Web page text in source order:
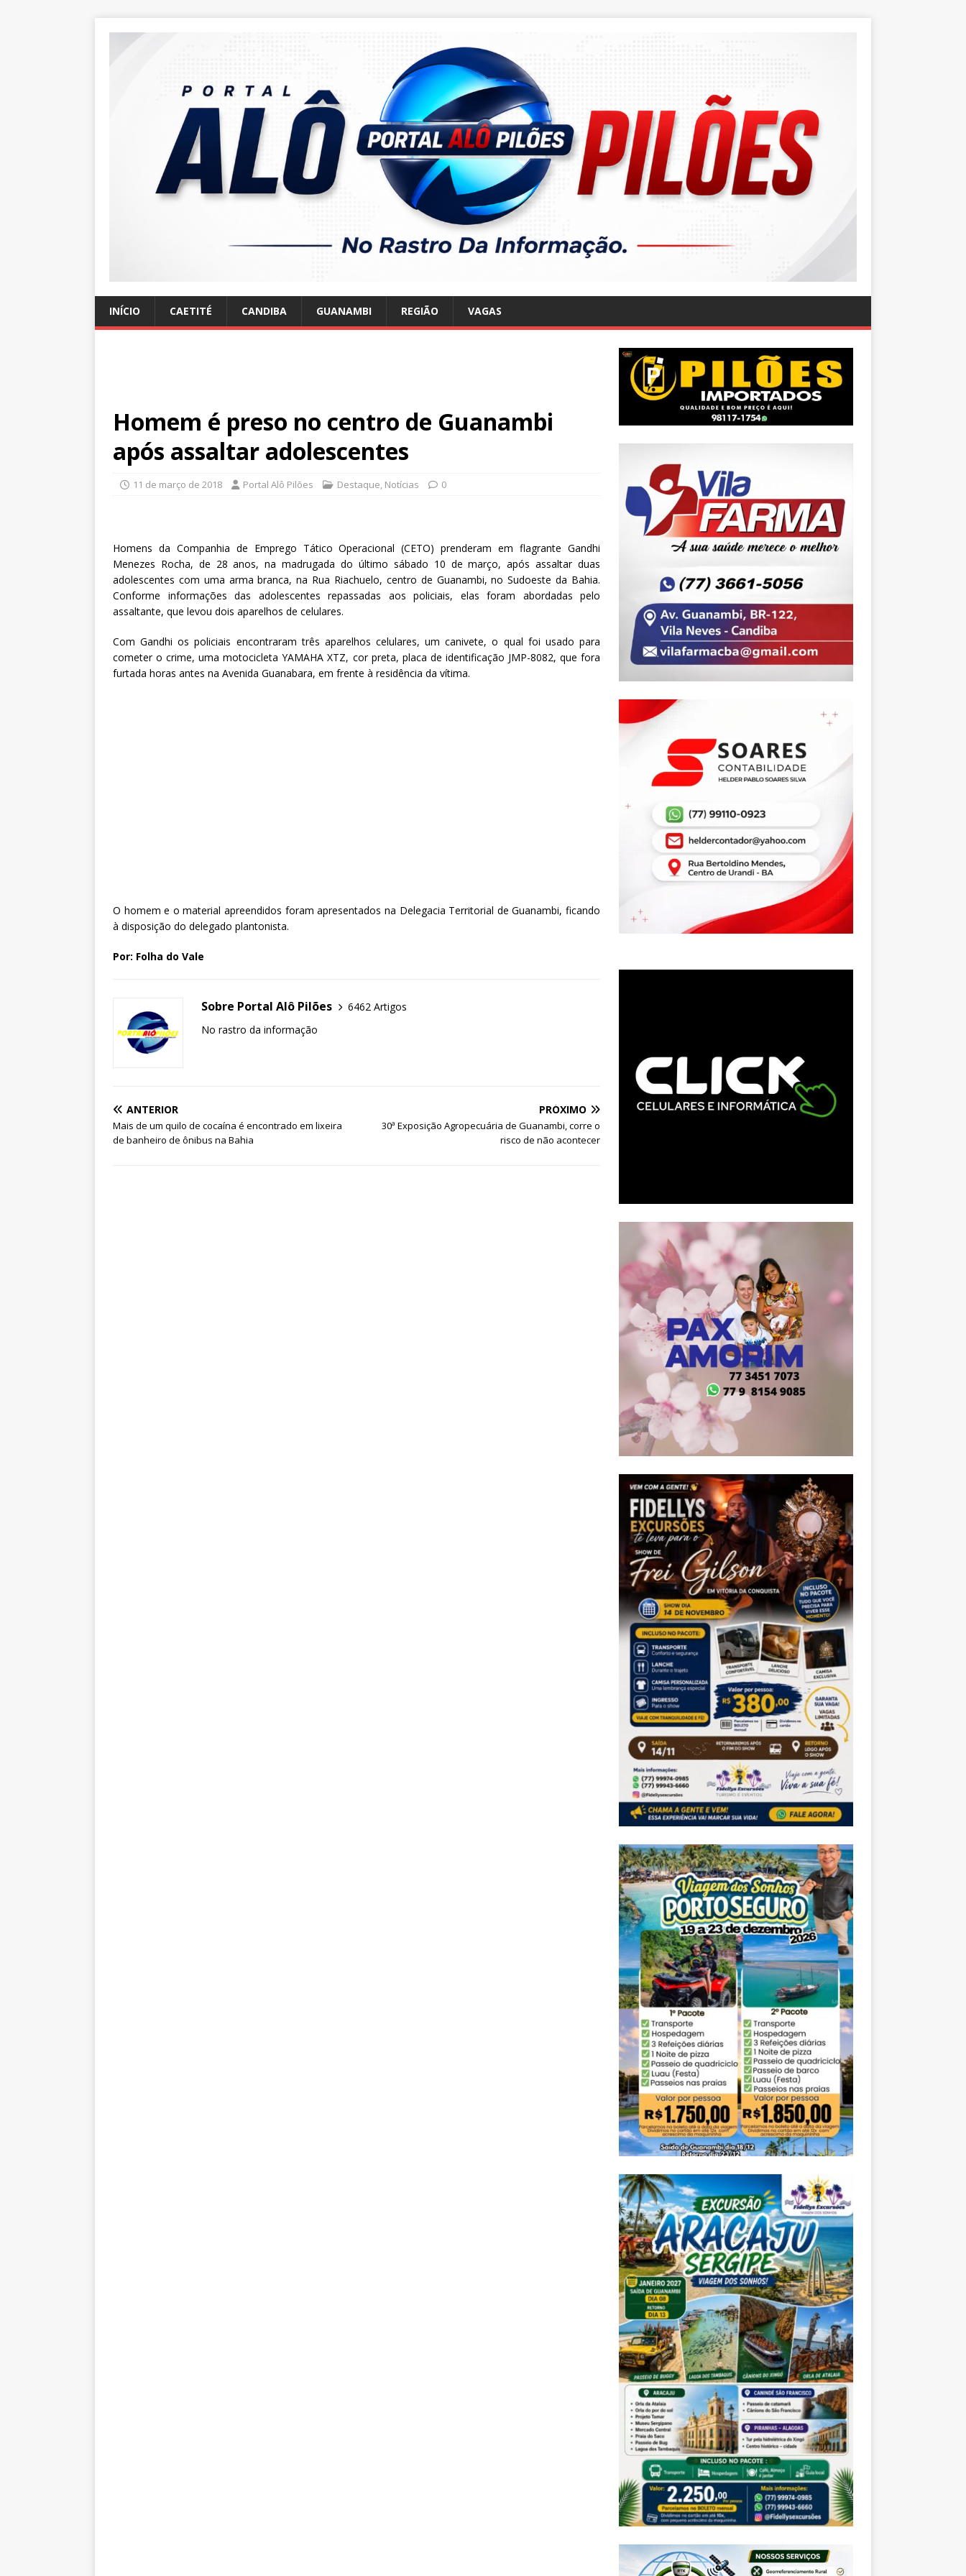
INÍCIO CAETITÉ CANDIBA GUANAMBI REGIÃO VAGAS
Homem é preso no centro de Guanambi
após assaltar adolescentes
11 de março de 2018 Portal Alô Pilões Destaque, Notícias 0
Homens da Companhia de Emprego Tático Operacional (CETO) prenderam em flagrante Gandhi
Menezes Rocha, de 28 anos, na madrugada do último sábado 10 de março, após assaltar duas
adolescentes com uma arma branca, na Rua Riachuelo, centro de Guanambi, no Sudoeste da Bahia.
Conforme informações das adolescentes repassadas aos policiais, elas foram abordadas pelo
assaltante, que levou dois aparelhos de celulares.
Com Gandhi os policiais encontraram três aparelhos celulares, um canivete, o qual foi usado para
cometer o crime, uma motocicleta YAMAHA XTZ, cor preta, placa de identificação JMP-8082, que fora
furtada horas antes na Avenida Guanabara, em frente à residência da vítima.
O homem e o material apreendidos foram apresentados na Delegacia Territorial de Guanambi, ficando
à disposição do delegado plantonista.
Por: Folha do Vale
Sobre Portal Alô Pilões
6462 Artigos
No rastro da informação
ANTERIOR
Mais de um quilo de cocaína é encontrado em lixeira
de banheiro de ônibus na Bahia
PRÓXIMO
30ª Exposição Agropecuária de Guanambi, corre o
risco de não acontecer